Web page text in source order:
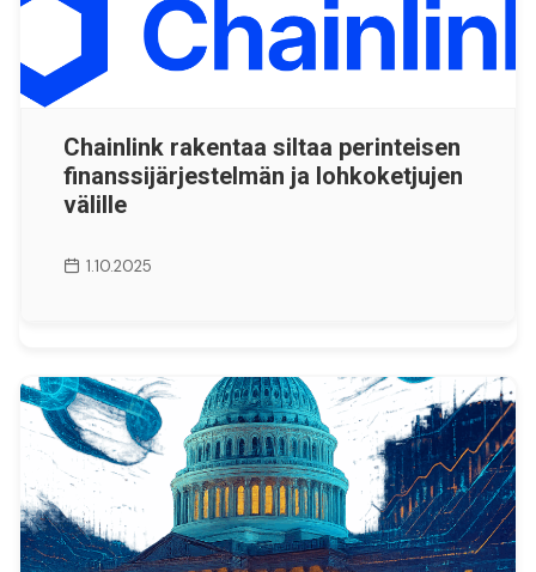
Chainlink rakentaa siltaa perinteisen
finanssijärjestelmän ja lohkoketjujen
välille
1.10.2025